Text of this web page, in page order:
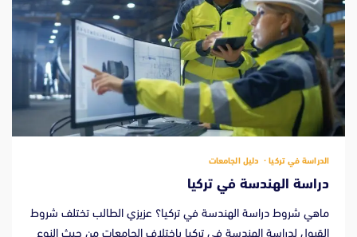
الدراسة في تركيا دليل الجامعات
دراسة الهندسة في تركيا
ماهي شروط دراسة الهندسة في تركيا؟ عزيزي الطالب تختلف شروط
القبول لدراسة الهندسة في تركيا باختلاف الجامعات من حيث النوع